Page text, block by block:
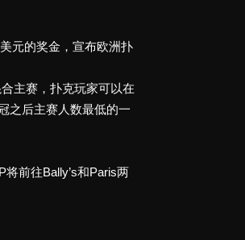
元的奖金，宣布欧洲扑
主赛，扑克玩家可以在
之后主赛人数最低的一
前往Bally’s和Paris两